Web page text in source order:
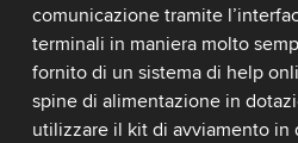
comunicazione tramite
terminali in maniera molto
fornito di un sistema di help
spine di alimentazione in
utilizzare il kit di avviamento in